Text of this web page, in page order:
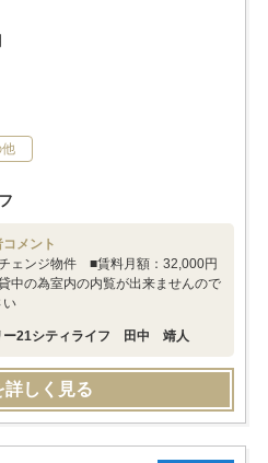
他
メント
ェンジ物件 ■賃料月額：32,000円
貸中の為室内の内覧が出来ませんので
い
ー21シティライフ 田中 靖人
詳しく見る